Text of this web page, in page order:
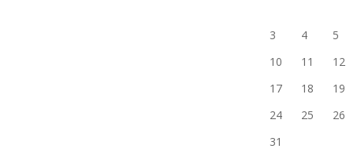
3
4 5
10
11 12
17
18 19
24
25 26
31